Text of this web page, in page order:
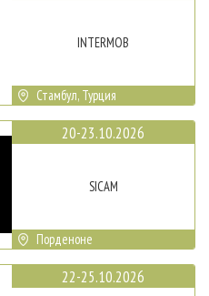
INTERMOB
Стамбул, Турция
20-23.10.2026
SICAM
Порденоне
22-25.10.2026